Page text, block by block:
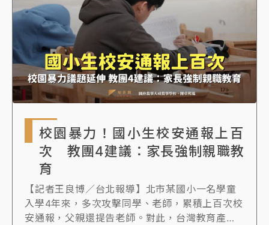
校園暴力！國小生校安通報上百
次 教團4建議：家長強制親職教
育
【記者王良博／台北報導】北市某國小一名學童
入學4年來，多次攻擊同學、老師，累積上百次校
安通報，父親還提告老師。對此，台灣教育產業